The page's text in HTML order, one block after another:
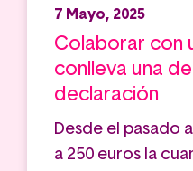
7 Mayo, 2025
Colaborar con
conlleva una
declaración
Desde el pasado
a 250 euros la